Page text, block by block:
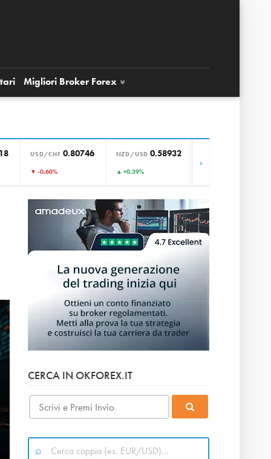
Migliori Broker Forex
USD/CHF 0.80746
▼ -0.60%
NZD/USD 0.58932
▲ +0.39%
›
CERCA IN OKFOREX.IT